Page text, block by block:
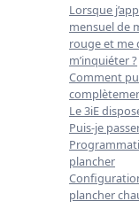
Lorsque
mensuel de
rouge et me
m’inquiéter ?
Comment
Le 3iE
Puis-je
plancher
plancher